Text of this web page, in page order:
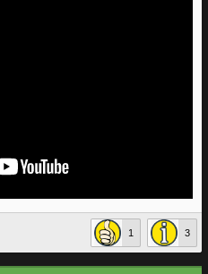
1 3